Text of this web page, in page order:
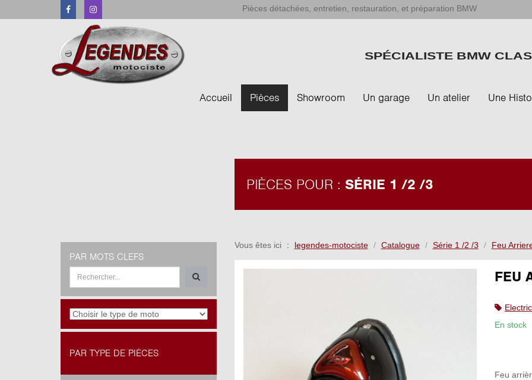
FacebookInstagram Pièces détachées, entretien, restauration, et préparation BMW
SPÉCIALISTE BMW
Accueil Pièces Showroom Un garage Un atelier Une
PIÈCES POUR : SÉRIE 1 /2 /3
Vous êtes ici legendes-motociste Catalogue Série 1 /2 /3 Feu
FEU
En stock
Feu
PAR MOTS CLEFS
PAR TYPE DE PIÈCES